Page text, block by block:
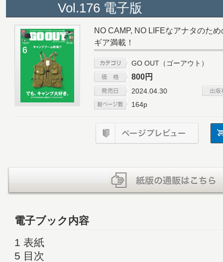
Vol.176 電子版
NO CAMP, NO LIFEなアナタのた
ギア満載！
GO OUT（ゴーアウト）
800円
2024.04.30
164p
電子ブック内容
1 表紙
5 目次